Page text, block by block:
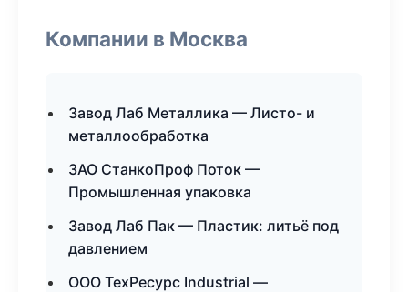
Компании в Москва
Завод Лаб Металлика — Листо- и
металлообработка
ЗАО СтанкоПроф Поток —
Промышленная упаковка
Завод Лаб Пак — Пластик: литьё под
давлением
ООО ТехРесурс Industrial —